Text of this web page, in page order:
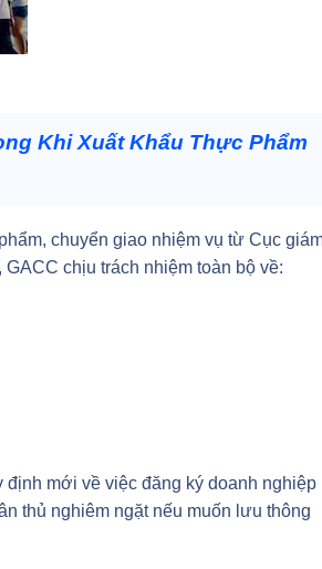
Khi Xuất Khẩu Thực Phẩm
chuyển giao nhiệm vụ từ Cục
GACC chịu trách nhiệm toàn bộ về:
định mới về việc đăng ký doanh nghiệp
thủ nghiêm ngặt nếu muốn lưu thông